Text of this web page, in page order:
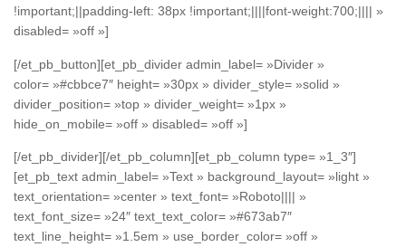
!important;||padding-left: 38px !important;||||font-weight:700;|||| »
disabled= »off »]
[/et_pb_button][et_pb_divider admin_label= »Divider »
color= »#cbbce7″ height= »30px » divider_style= »solid »
divider_position= »top » divider_weight= »1px »
hide_on_mobile= »off » disabled= »off »]
[/et_pb_divider][/et_pb_column][et_pb_column type= »1_3″]
[et_pb_text admin_label= »Text » background_layout= »light »
text_orientation= »center » text_font= »Roboto|||| »
text_font_size= »24″ text_text_color= »#673ab7″
text_line_height= »1.5em » use_border_color= »off »